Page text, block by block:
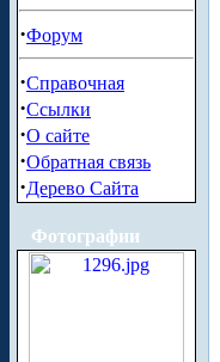
·Форум
·Справочная
·Ссылки
·О сайте
·Обратная связь
·Дерево Сайта
Фотографии